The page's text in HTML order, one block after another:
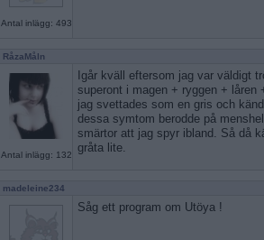
Antal inlägg: 493
RåzaMåln
Antal inlägg: 132
Igår kväll eftersom jag var väldigt
superont i magen + ryggen + låren
jag svettades som en gris och
dessa symtom berodde på
smärtor att jag spyr ibland. Så då
gråta lite.
madeleine234
Såg ett program om Utöya !